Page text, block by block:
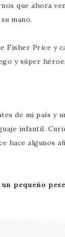
que ahora
mano.
Fisher Price y
y súper
de mi país y
infantil.
hace algunos
pequeño